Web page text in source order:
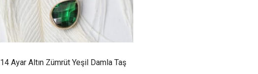
14 Ayar Altın Zümrüt Yeşil Damla Taş